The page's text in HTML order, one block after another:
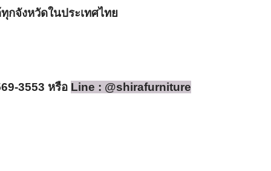
กจังหวัดในประเทศไทย
3553 หรือ Line : @shirafurniture